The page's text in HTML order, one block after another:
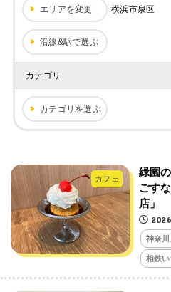
エリアを変更 横浜市泉区
沿線&駅で選ぶ
カテゴリ
カテゴリを選ぶ
カフェ
緑園
ごす
店」
神奈
相鉄